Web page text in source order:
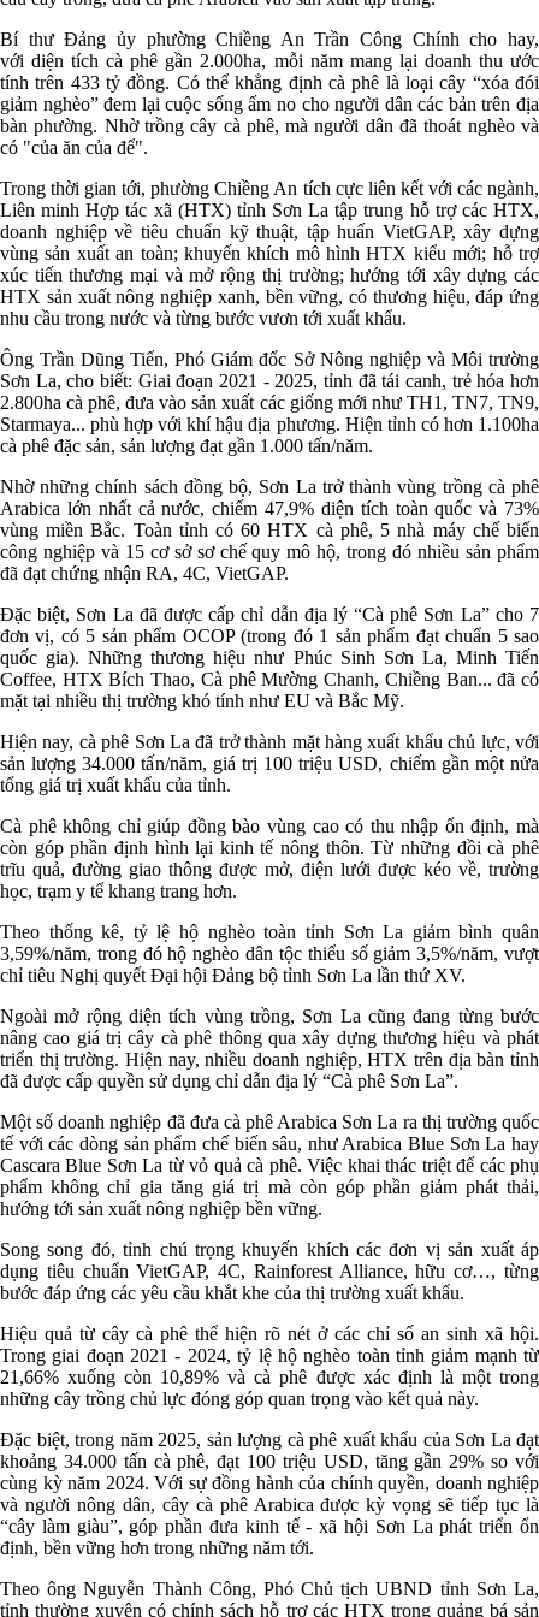
Bí thư Đảng ủy phường Chiềng An Trần Công Chính cho hay,
với diện tích cà phê gần 2.000ha, mỗi năm mang lại doanh thu ước
tính trên 433 tỷ đồng. Có thể khẳng định cà phê là loại cây “xóa đói
giảm nghèo” đem lại cuộc sống ấm no cho người dân các bản trên địa
bàn phường. Nhờ trồng cây cà phê, mà người dân đã thoát nghèo và
có "của ăn của để".
Trong thời gian tới, phường Chiềng An tích cực liên kết với các ngành,
Liên minh Hợp tác xã (HTX) tỉnh Sơn La tập trung hỗ trợ các HTX,
doanh nghiệp về tiêu chuẩn kỹ thuật, tập huấn VietGAP, xây dựng
vùng sản xuất an toàn; khuyến khích mô hình HTX kiểu mới; hỗ trợ
xúc tiến thương mại và mở rộng thị trường; hướng tới xây dựng các
HTX sản xuất nông nghiệp xanh, bền vững, có thương hiệu, đáp ứng
nhu cầu trong nước và từng bước vươn tới xuất khẩu.
Ông Trần Dũng Tiến, Phó Giám đốc Sở Nông nghiệp và Môi trường
Sơn La, cho biết: Giai đoạn 2021 - 2025, tỉnh đã tái canh, trẻ hóa hơn
2.800ha cà phê, đưa vào sản xuất các giống mới như TH1, TN7, TN9,
Starmaya... phù hợp với khí hậu địa phương. Hiện tỉnh có hơn 1.100ha
cà phê đặc sản, sản lượng đạt gần 1.000 tấn/năm.
Nhờ những chính sách đồng bộ, Sơn La trở thành vùng trồng cà phê
Arabica lớn nhất cả nước, chiếm 47,9% diện tích toàn quốc và 73%
vùng miền Bắc. Toàn tỉnh có 60 HTX cà phê, 5 nhà máy chế biến
công nghiệp và 15 cơ sở sơ chế quy mô hộ, trong đó nhiều sản phẩm
đã đạt chứng nhận RA, 4C, VietGAP.
Đặc biệt, Sơn La đã được cấp chỉ dẫn địa lý “Cà phê Sơn La” cho 7
đơn vị, có 5 sản phẩm OCOP (trong đó 1 sản phẩm đạt chuẩn 5 sao
quốc gia). Những thương hiệu như Phúc Sinh Sơn La, Minh Tiến
Coffee, HTX Bích Thao, Cà phê Mường Chanh, Chiềng Ban... đã có
mặt tại nhiều thị trường khó tính như EU và Bắc Mỹ.
Hiện nay, cà phê Sơn La đã trở thành mặt hàng xuất khẩu chủ lực, với
sản lượng 34.000 tấn/năm, giá trị 100 triệu USD, chiếm gần một nửa
tổng giá trị xuất khẩu của tỉnh.
Cà phê không chỉ giúp đồng bào vùng cao có thu nhập ổn định, mà
còn góp phần định hình lại kinh tế nông thôn. Từ những đồi cà phê
trĩu quả, đường giao thông được mở, điện lưới được kéo về, trường
học, trạm y tế khang trang hơn.
Theo thống kê, tỷ lệ hộ nghèo toàn tỉnh Sơn La giảm bình quân
3,59%/năm, trong đó hộ nghèo dân tộc thiểu số giảm 3,5%/năm, vượt
chỉ tiêu Nghị quyết Đại hội Đảng bộ tỉnh Sơn La lần thứ XV.
Ngoài mở rộng diện tích vùng trồng, Sơn La cũng đang từng bước
nâng cao giá trị cây cà phê thông qua xây dựng thương hiệu và phát
triển thị trường. Hiện nay, nhiều doanh nghiệp, HTX trên địa bàn tỉnh
đã được cấp quyền sử dụng chỉ dẫn địa lý “Cà phê Sơn La”.
Một số doanh nghiệp đã đưa cà phê Arabica Sơn La ra thị trường quốc
tế với các dòng sản phẩm chế biến sâu, như Arabica Blue Sơn La hay
Cascara Blue Sơn La từ vỏ quả cà phê. Việc khai thác triệt để các phụ
phẩm không chỉ gia tăng giá trị mà còn góp phần giảm phát thải,
hướng tới sản xuất nông nghiệp bền vững.
Song song đó, tỉnh chú trọng khuyến khích các đơn vị sản xuất áp
dụng tiêu chuẩn VietGAP, 4C, Rainforest Alliance, hữu cơ…, từng
bước đáp ứng các yêu cầu khắt khe của thị trường xuất khẩu.
Hiệu quả từ cây cà phê thể hiện rõ nét ở các chỉ số an sinh xã hội.
Trong giai đoạn 2021 - 2024, tỷ lệ hộ nghèo toàn tỉnh giảm mạnh từ
21,66% xuống còn 10,89% và cà phê được xác định là một trong
những cây trồng chủ lực đóng góp quan trọng vào kết quả này.
Đặc biệt, trong năm 2025, sản lượng cà phê xuất khẩu của Sơn La đạt
khoảng 34.000 tấn cà phê, đạt 100 triệu USD, tăng gần 29% so với
cùng kỳ năm 2024. Với sự đồng hành của chính quyền, doanh nghiệp
và người nông dân, cây cà phê Arabica được kỳ vọng sẽ tiếp tục là
“cây làm giàu”, góp phần đưa kinh tế - xã hội Sơn La phát triển ổn
định, bền vững hơn trong những năm tới.
Theo ông Nguyễn Thành Công, Phó Chủ tịch UBND tỉnh Sơn La,
tỉnh thường xuyên có chính sách hỗ trợ các HTX trong quảng bá sản